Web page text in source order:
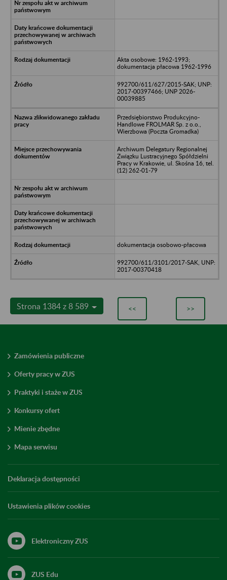
Akta osobowe: 1962-1993;
dokumentacja płacowa 1962-1996
992700/611/627/2015-SAK; UNP:
2017-00397466; UNP 2026-
00039885
Przedsiębiorstwo Produkcyjno-
Handlowe FROLMAR Sp. z o.o.,
Wierzbowa (Poczta Gromadka)
Archiwum Delegatury Regionalnej
Związku Lustracyjnego Spółdzielni
Pracy w Krakowie, ul. Skośna 16, tel.
(12) 262-01-79
dokumentacja osobowo-płacowa
992700/611/3101/2017-SAK, UNP:
2017-00370418
Strona 1384 z 8 589 << >>
Zamówienia publiczne
Oferty pracy w ZUS
Praktyki i staże w ZUS
Konkursy ofert
Mienie zbędne
Mapa serwisu
Deklaracja dostępności
Ustawienia plików cookies
Elektroniczny ZUS
ZUS Edu